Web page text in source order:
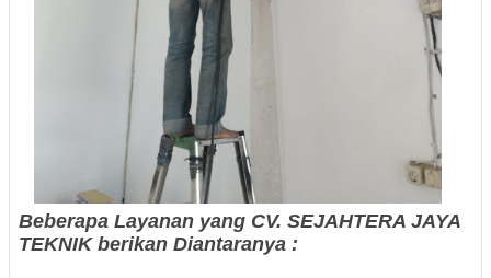
Beberapa Layanan yang CV. SEJAHTERA JAYA
TEKNIKberikan Diantaranya :